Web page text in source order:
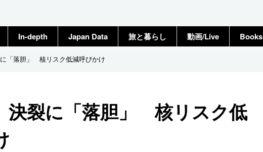
In-depth Japan Data 旅と暮らし 動画/Live Books
「落胆」 核リスク低減呼びかけ
決裂に「落胆」 核リスク低